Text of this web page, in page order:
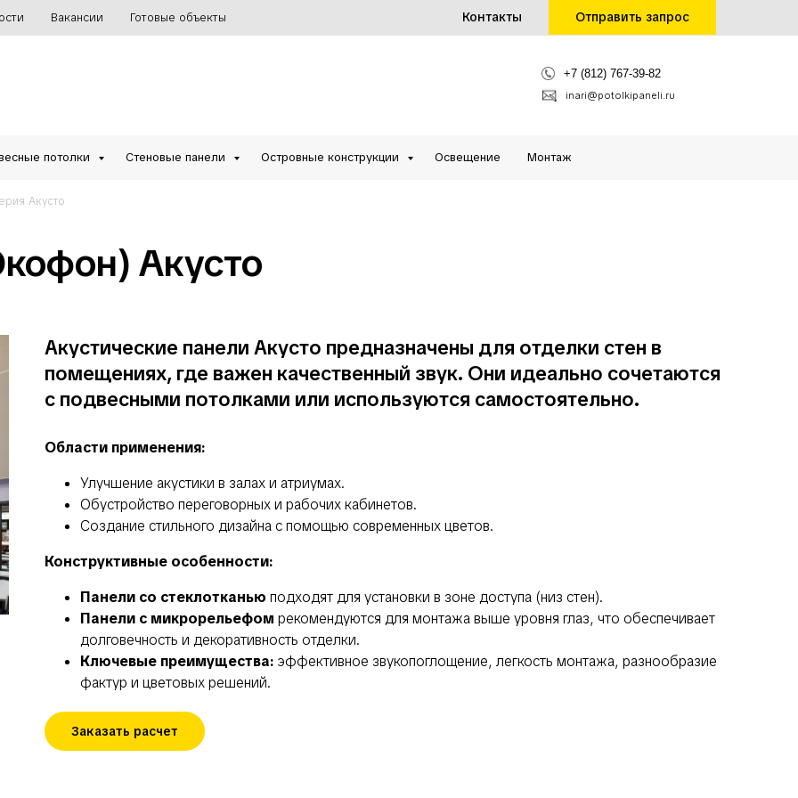
Вакансии Готовые объекты Контакты Отправить запрос
inari@potolkipaneli.ru
+7 (812) 767-39-82
потолки Стеновые панели Островные конструкции Освещение Монтаж
Акусто
Акусто
Акустические панели Акусто предназначены для отделки стен в
помещениях, где важен качественный звук. Они идеально сочетаются
с подвесными потолками или используются самостоятельно.
Области применения:
Улучшение акустики в залах и атриумах.
Обустройство переговорных и рабочих кабинетов.
Создание стильного дизайна с помощью современных цветов.
Конструктивные особенности:
Панели со стеклотканью подходят для установки в зоне доступа (низ стен).
Панели с микрорельефом рекомендуются для монтажа выше уровня глаз, что обеспечивает
долговечность и декоративность отделки.
Ключевые преимущества: эффективное звукопоглощение, легкость монтажа, разнообразие
фактур и цветовых решений.
Заказать расчет